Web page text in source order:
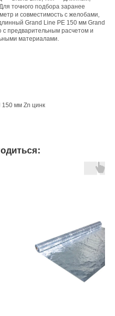
точного подбора заранее
и совместимость с желобами,
Grand Line PE 150 мм Grand
предварительным расчетом и
материалами.
150 мм Zn цинк